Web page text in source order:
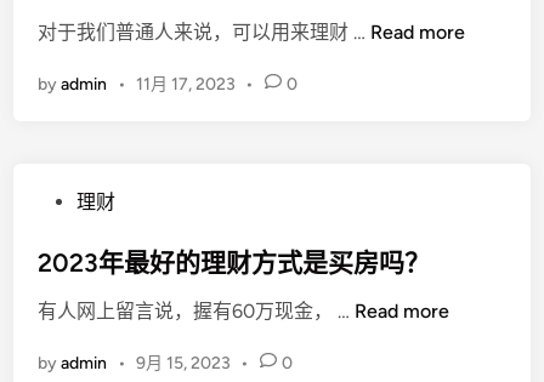
e
i
对于我们普通人来说，可以用来理财 … 小
什
理
Read more
byadmin • 11月 17, 2023 • 0
s
e
i
理财
2023年最好的理财方式是买房吗？
有人网上留言说，握有60万现金， … 2
Read more
byadmin • 9月 15, 2023 • 0